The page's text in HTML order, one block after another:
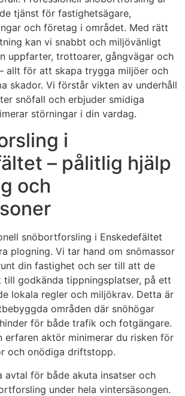
tjänst för fastighetsägare,
och företag i området. Med rätt
kan vi snabbt och miljövänligt
uppfarter, trottoarer, gångvägar och
allt för att skapa trygga miljöer och
skador. Vi förstår vikten av underhåll
snöfall och erbjuder smidiga
störningar i din vardag.
i
– pålitlig hjälp
och
snöbortforsling i Enskedefältet
plogning. Vi tar hand om snömassor
din fastighet och ser till att de
godkända tippningsplatser, på ett
lokala regler och miljökrav. Detta är
områden där snöhögar
för både trafik och fotgängare.
erfaren aktör minimerar du risken för
och onödiga driftstopp.
avtal för både akuta insatser och
under hela vintersäsongen.